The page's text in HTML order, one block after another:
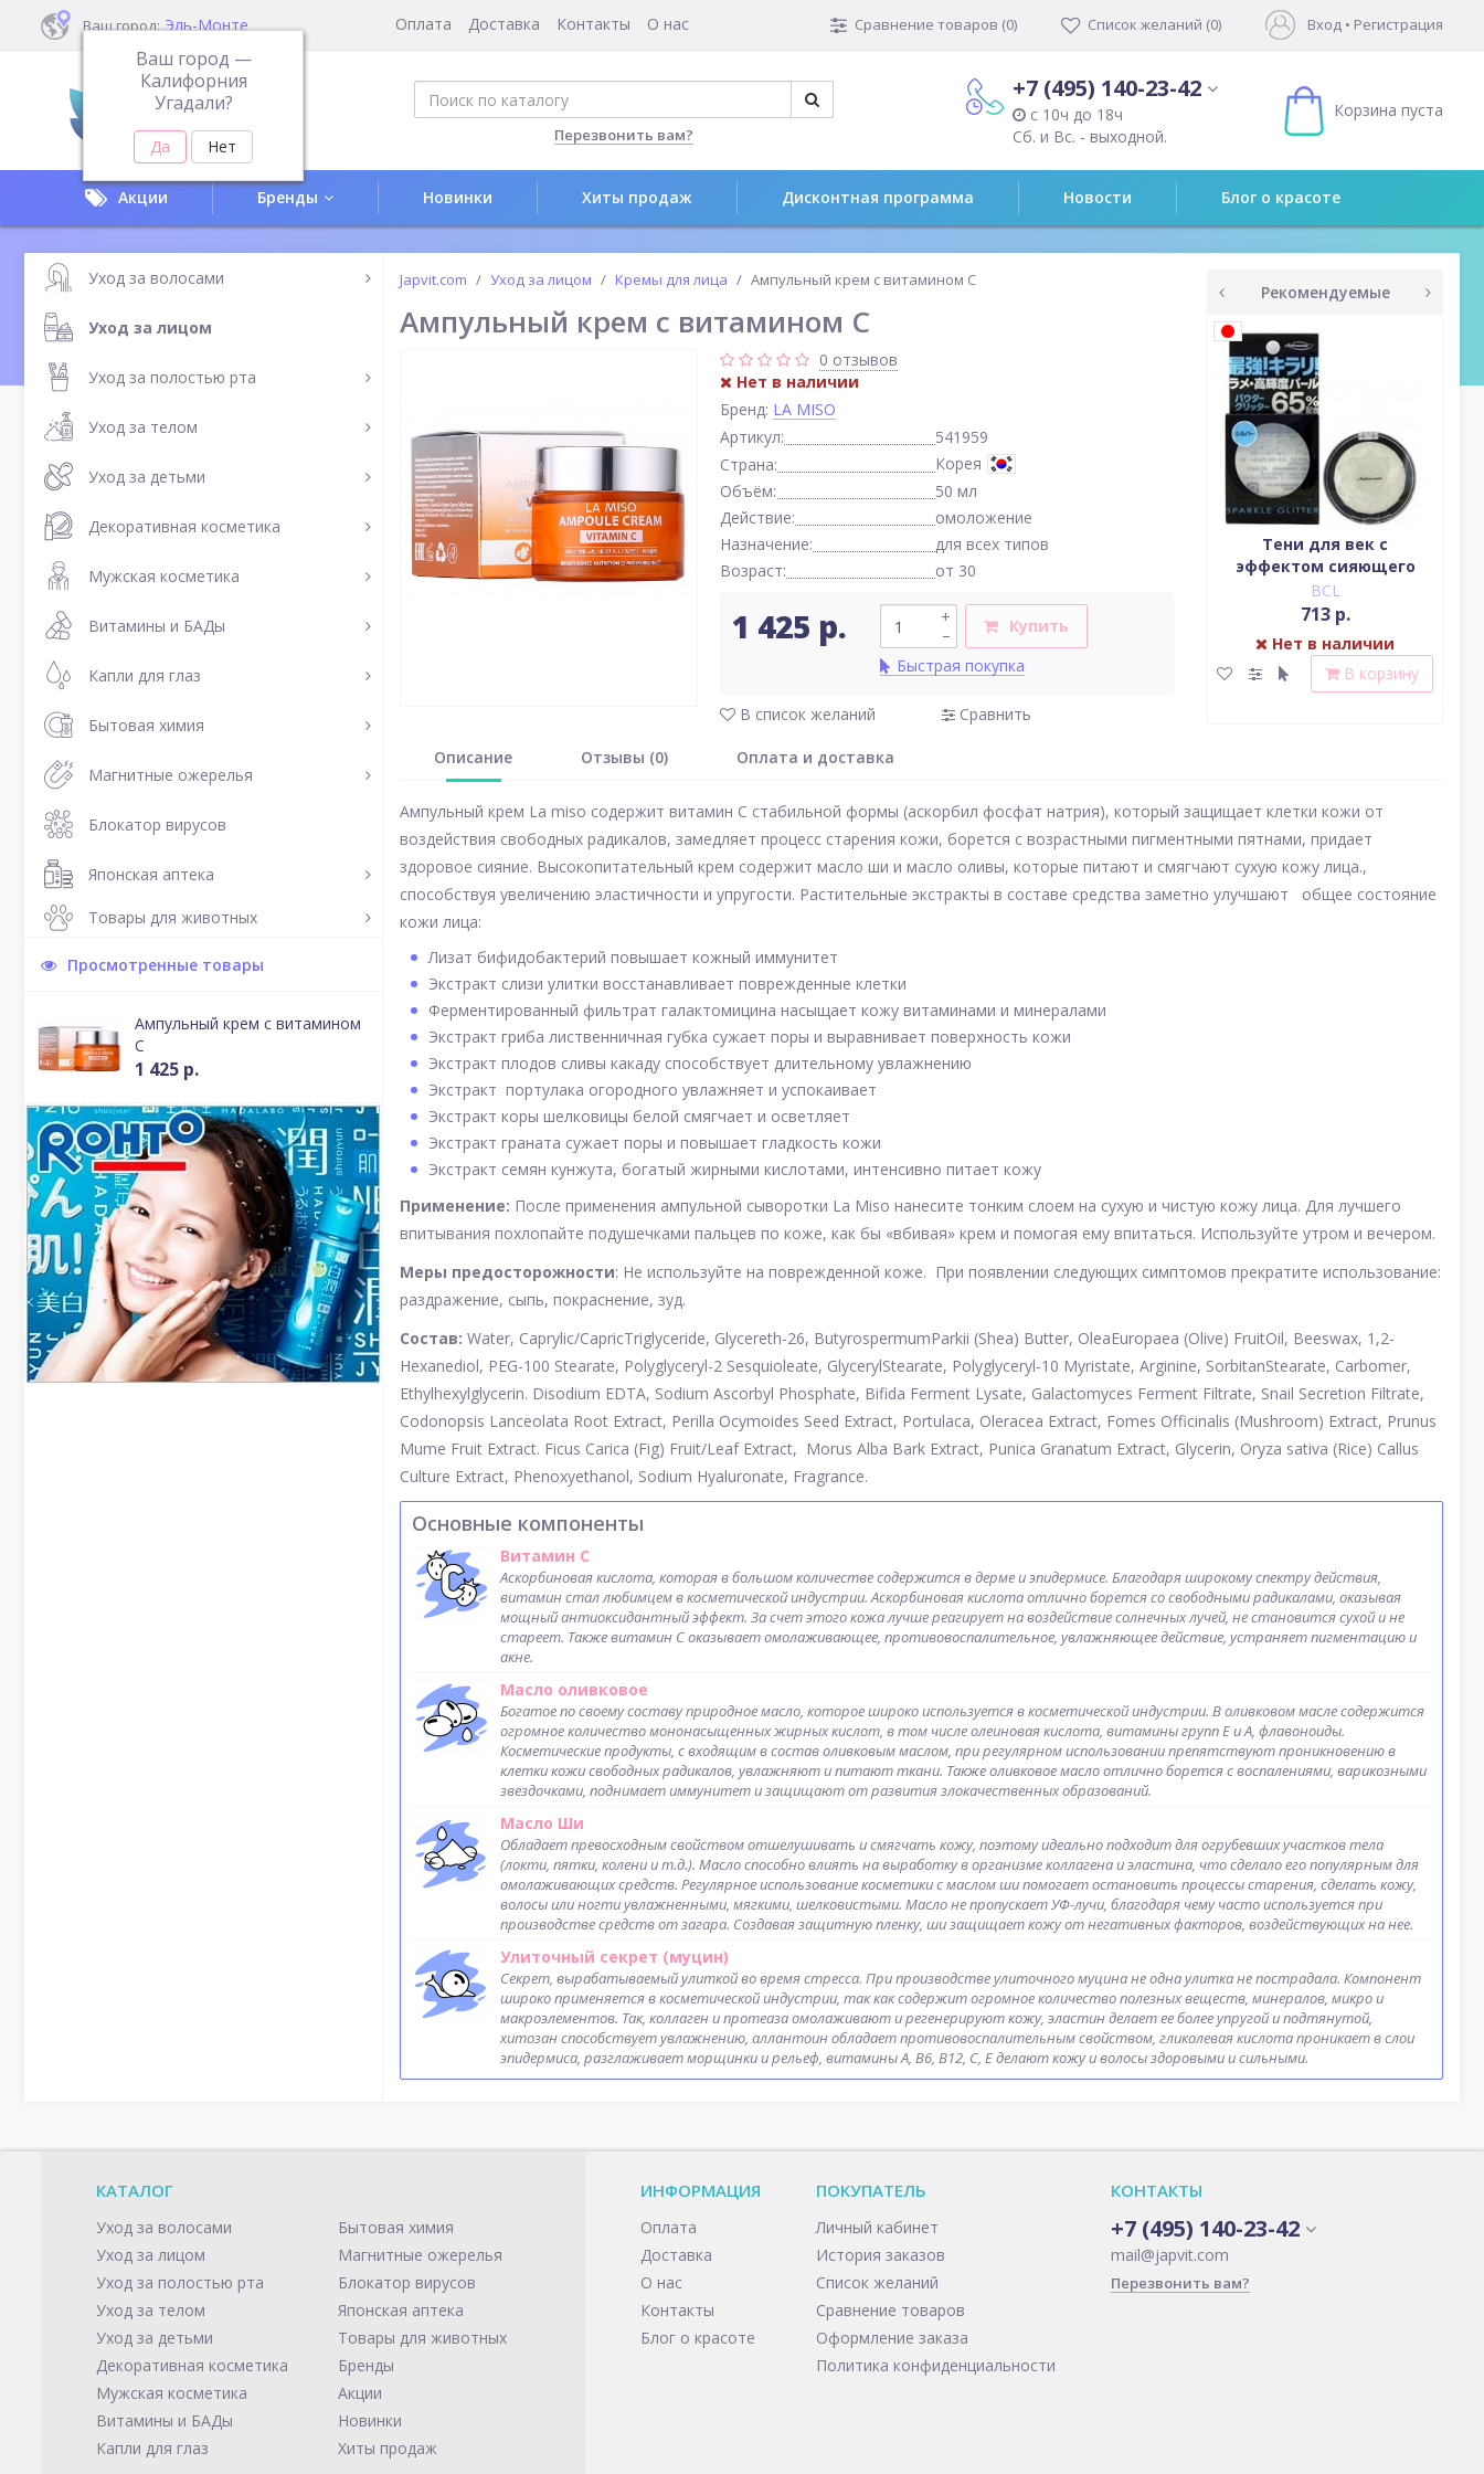
Ваш город: Эль-Монте
Ваш город —
Калифорния
Угадали?
Оплата Доставка Контакты О нас Сравнение товаров (0) Список желаний (0) Вход • Регистрация
Перезвонить вам?
+7 (495) 140-23-42
с 10ч до 18ч
Сб. и Вс. - выходной.
Корзина пуста
Акции Бренды Новинки Хиты продаж Дисконтная программа Новости Блог о красоте
Уход за волосами
Уход за лицом
Уход за полостью рта
Уход за телом
Уход за детьми
Декоративная косметика
Мужская косметика
Витамины и БАДы
Капли для глаз
Бытовая химия
Магнитные ожерелья
Блокатор вирусов
Японская аптека
Товары для животных
Просмотренные товары
Ампульный крем с витамином
С
1 425 р.
Japvit.com Уход за лицом Кремы для лица Ампульный крем с витамином С
Ампульный крем с витамином С
0 отзывов
Нет в наличии
Бренд: LA MISO
Артикул:
541959
Страна:
Корея
Объём:
50 мл
Действие:
омоложение
Назначение:
для всех типов
Возраст:
от 30
1 425 р. –
+
Купить
Быстрая покупка
В список желаний Сравнить
Рекомендуемые
Водостойкая жидкая
Нет в наличии
Тени для век c
эффектом сияющего
блеска (серебро)
BCL
713 р.
Нет в наличии
В корзину
Описание Отзывы (0) Оплата и доставка
Ампульный крем La miso содержит витамин С стабильной формы (аскорбил фосфат натрия), который защищает клетки кожи от
воздействия свободных радикалов, замедляет процесс старения кожи, борется с возрастными пигментными пятнами, придает
здоровое сияние. Высокопитательный крем содержит масло ши и масло оливы, которые питают и смягчают сухую кожу лица.,
способствуя увеличению эластичности и упругости. Растительные экстракты в составе средства заметно улучшают общее состояние
кожи лица:
Лизат бифидобактерий повышает кожный иммунитет
Экстракт слизи улитки восстанавливает поврежденные клетки
Ферментированный фильтрат галактомицина насыщает кожу витаминами и минералами
Экстракт гриба лиственничная губка сужает поры и выравнивает поверхность кожи
Экстракт плодов сливы какаду способствует длительному увлажнению
Экстракт портулака огородного увлажняет и успокаивает
Экстракт коры шелковицы белой смягчает и осветляет
Экстракт граната сужает поры и повышает гладкость кожи
Экстракт семян кунжута, богатый жирными кислотами, интенсивно питает кожу
Применение: После применения ампульной сыворотки La Miso нанесите тонким слоем на сухую и чистую кожу лица. Для лучшего
впитывания похлопайте подушечками пальцев по коже, как бы «вбивая» крем и помогая ему впитаться. Используйте утром и вечером.
Меры предосторожности: Не используйте на поврежденной коже. При появлении следующих симптомов прекратите использование:
раздражение, сыпь, покраснение, зуд.
Состав: Water, Caprylic/CapricTriglyceride, Glycereth-26, ButyrospermumParkii (Shea) Butter, OleaEuropaea (Olive) FruitOil, Beeswax, 1,2-
Hexanediol, PEG-100 Stearate, Polyglyceryl-2 Sesquioleate, GlycerylStearate, Polyglyceryl-10 Myristate, Arginine, SorbitanStearate, Carbomer,
Ethylhexylglycerin. Disodium EDTA, Sodium Ascorbyl Phosphate, Bifida Ferment Lysate, Galactomyces Ferment Filtrate, Snail Secretion Filtrate,
Codonopsis Lanceolata Root Extract, Perilla Ocymoides Seed Extract, Portulaca, Oleracea Extract, Fomes Officinalis (Mushroom) Extract, Prunus
Mume Fruit Extract. Ficus Carica (Fig) Fruit/Leaf Extract, Morus Alba Bark Extract, Punica Granatum Extract, Glycerin, Oryza sativa (Rice) Callus
Culture Extract, Phenoxyethanol, Sodium Hyaluronate, Fragrance.
Основные компоненты
Витамин С
Аскорбиновая кислота, которая в большом количестве содержится в дерме и эпидермисе. Благодаря широкому спектру действия,
витамин стал любимцем в косметической индустрии. Аскорбиновая кислота отлично борется со свободными радикалами, оказывая
мощный антиоксидантный эффект. За счет этого кожа лучше реагирует на воздействие солнечных лучей, не становится сухой и не
стареет. Также витамин С оказывает омолаживающее, противовоспалительное, увлажняющее действие, устраняет пигментацию и
акне.
Масло оливковое
Богатое по своему составу природное масло, которое широко используется в косметической индустрии. В оливковом масле содержится
огромное количество мононасыщенных жирных кислот, в том числе олеиновая кислота, витамины групп Е и А, флавоноиды.
Косметические продукты, с входящим в состав оливковым маслом, при регулярном использовании препятствуют проникновению в
клетки кожи свободных радикалов, увлажняют и питают ткани. Также оливковое масло отлично борется с воспалениями, варикозными
звездочками, поднимает иммунитет и защищают от развития злокачественных образований.
Масло Ши
Обладает превосходным свойством отшелушивать и смягчать кожу, поэтому идеально подходит для огрубевших участков тела
(локти, пятки, колени и т.д.). Масло способно влиять на выработку в организме коллагена и эластина, что сделало его популярным для
омолаживающих средств. Регулярное использование косметики с маслом ши помогает остановить процессы старения, сделать кожу,
волосы или ногти увлажненными, мягкими, шелковистыми. Масло не пропускает УФ-лучи, благодаря чему часто используется при
производстве средств от загара. Создавая защитную пленку, ши защищает кожу от негативных факторов, воздействующих на нее.
Улиточный секрет (муцин)
Секрет, вырабатываемый улиткой во время стресса. При производстве улиточного муцина не одна улитка не пострадала. Компонент
широко применяется в косметической индустрии, так как содержит огромное количество полезных веществ, минералов, микро и
макроэлементов. Так, коллаген и протеаза омолаживают и регенерируют кожу, эластин делает ее более упругой и подтянутой,
хитозан способствует увлажнению, аллантоин обладает противовоспалительным свойством, гликолевая кислота проникает в слои
эпидермиса, разглаживает морщинки и рельеф, витамины А, В6, В12, С, Е делают кожу и волосы здоровыми и сильными.
КАТАЛОГ
Уход за волосами
Уход за лицом
Уход за полостью рта
Уход за телом
Уход за детьми
Декоративная косметика
Мужская косметика
Витамины и БАДы
Капли для глаз
Бытовая химия
Магнитные ожерелья
Блокатор вирусов
Японская аптека
Товары для животных
Бренды
Акции
Новинки
Хиты продаж
ИНФОРМАЦИЯ
Оплата
Доставка
О нас
Контакты
Блог о красоте
ПОКУПАТЕЛЬ
Личный кабинет
История заказов
Список желаний
Сравнение товаров
Оформление заказа
Политика конфиденциальности
КОНТАКТЫ
+7 (495) 140-23-42
mail@japvit.com
Перезвонить вам?